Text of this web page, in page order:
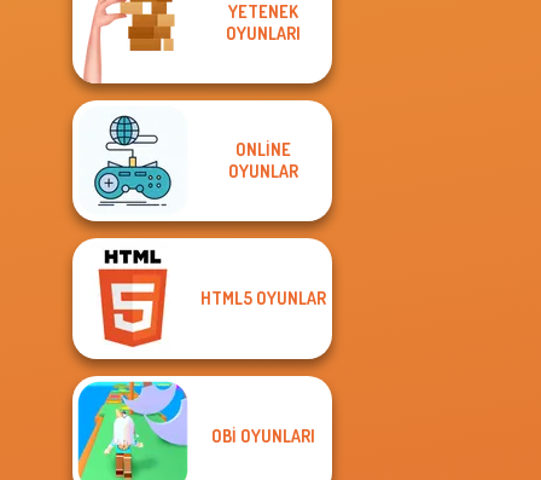
YETENEK
OYUNLARI
ONLINE
OYUNLAR
HTML5 OYUNLAR
OBI OYUNLARI